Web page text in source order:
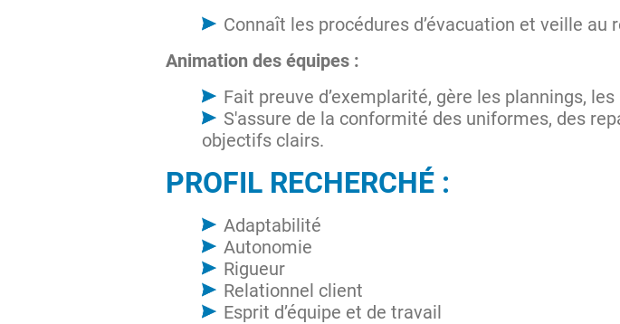
Connaît les procédures d’évacuation et veille au
Animation des équipes :
Fait preuve d’exemplarité, gère les plannings,
S'assure de la conformité des uniformes, des
objectifs clairs.
PROFIL RECHERCHÉ :
Adaptabilité
Autonomie
Rigueur
Relationnel client
Esprit d’équipe et de travail